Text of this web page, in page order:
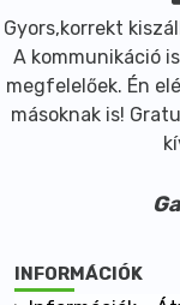
Gyors,korrekt
A kommunikáció
megfelelőek. Én
másoknak is!
INFORMÁCIÓK